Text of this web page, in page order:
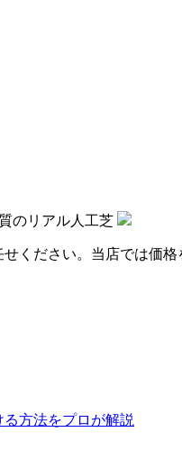
のリアル人工芝
ください。当店では価
方法をプロが解説